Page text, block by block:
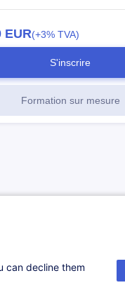
EUR(+3% TVA)
S'inscrire
Formation sur mesure
can decline them